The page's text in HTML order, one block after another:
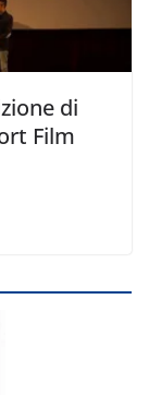
di
Film